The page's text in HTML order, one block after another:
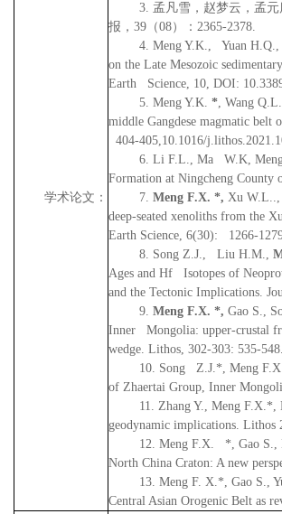
学术论文：
3. 孟凡雪，赵梦云，孟元
报， 39 （08）： 2365-2378.
4. Meng Y.K., Yuan H.Q.,
on the Late Mesozoic
Earth Science, 10, DOI:
5. Meng Y.K. *, Wang
middle Gangdese magmatic
404-405,10.1016/
6. Li F.L., Ma W.K, Meng
Formation at Ningcheng
7. Meng F.X. *, Xu
deep-seated xenoliths from the
Earth Science, 6(30): 1266-
8. Song Z.J., Liu H.M.,
Ages and Hf Isotopes of
and the Tectonic Implications.
9. Meng F.X. *, Gao S.,
Inner Mongolia: upper-crustal
wedge. Lithos, 302-303: 535-548.
10. Song Z.J.*, Meng
of Zhaertai Group, Inner
11. Zhang Y., Meng F.X.*,
geodynamic implications. Lithos
12. Meng F.X. *, Gao S.,
North China Craton: A new
13. Meng F. X.*, Gao S.,
Central Asian Orogenic Belt as